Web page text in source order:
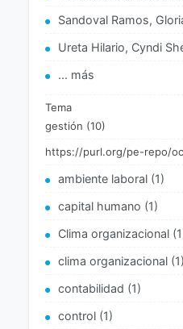
Sandoval Ramos,
Ureta Hilario, Cyndi
... más
Tema
gestión (10)
https://purl.org/pe-repo/
ambiente laboral (1)
capital humano (1)
Clima organizacional
clima organizacional (1)
contabilidad (1)
control (1)